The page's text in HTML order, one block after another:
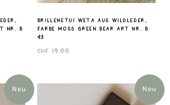
nr. B
Brillenetui Weta aus Wildleder,
Farbe Moss Green Bear Art nr. B
43
CHF 19.00
Neu Neu